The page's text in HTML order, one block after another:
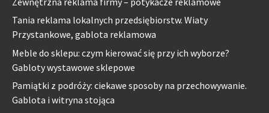
Tania reklama lokalnych przedsiębiorstw. Wiaty
Przystankowe, gablota reklamowa
Meble do sklepu: czym kierować się przy ich wyborze?
Gabloty wystawowe sklepowe
Pamiątki z podróży: ciekawe sposoby na przechowywanie.
Gablota i witryna stojąca